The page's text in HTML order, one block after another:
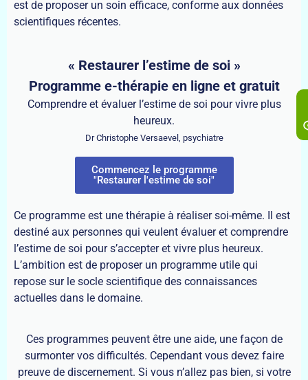
est de proposer un soin efficace, conforme aux données
scientifiques récentes.
« Restaurer l’estime de soi »
Programme e-thérapie en ligne et gratuit
Comprendre et évaluer l’estime de soi pour vivre plus
heureux.
Dr Christophe Versaevel, psychiatre
Commencez le programme
"Restaurer l'estime de soi"
Ce programme est une thérapie à réaliser soi-même. Il est
destiné aux personnes qui veulent évaluer et comprendre
l’estime de soi pour s’accepter et vivre plus heureux.
L’ambition est de proposer un programme utile qui
repose sur le socle scientifique des connaissances
actuelles dans le domaine.
Ces programmes peuvent être une aide, une façon de
surmonter vos difficultés. Cependant vous devez faire
preuve de discernement. Si vous n’allez pas bien, si votre